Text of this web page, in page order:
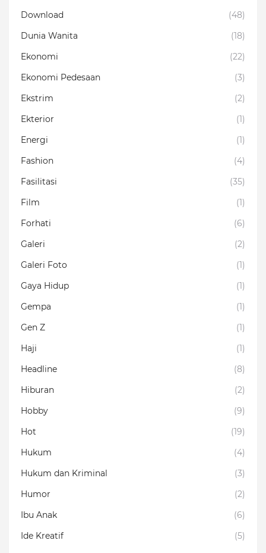
Download
(48)
Dunia Wanita
(18)
Ekonomi
(22)
Ekonomi Pedesaan
(3)
Ekstrim
(2)
Ekterior
(1)
Energi
(1)
Fashion
(4)
Fasilitasi
(35)
Film
(1)
Forhati
(6)
Galeri
(2)
Galeri Foto
(1)
Gaya Hidup
(1)
Gempa
(1)
Gen Z
(1)
Haji
(1)
Headline
(8)
Hiburan
(2)
Hobby
(9)
Hot
(19)
Hukum
(4)
Hukum dan Kriminal
(3)
Humor
(2)
Ibu Anak
(6)
Ide Kreatif
(5)